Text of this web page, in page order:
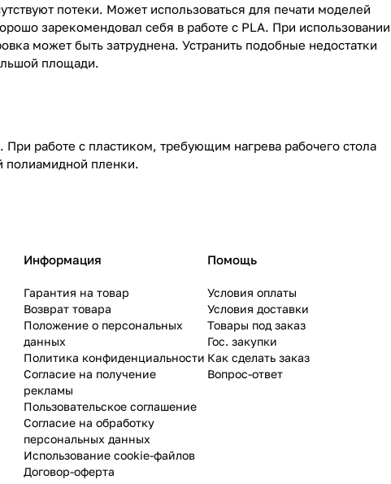
потеки. Может использоваться для печати моделей
зарекомендовал себя в работе с PLA. При использовании
может быть затруднена. Устранить подобные недостатки
площади.
работе с пластиком, требующим нагрева рабочего стола
полиамидной пленки.
Информация
Гарантия на товар
Возврат товара
Положение о персональных
данных
Политика конфиденциальности
Согласие на получение
рекламы
Пользовательское соглашение
Согласие на обработку
персональных данных
Использование cookie-файлов
Договор-оферта
Помощь
Условия оплаты
Условия доставки
Товары под заказ
Гос. закупки
Как сделать заказ
Вопрос-ответ